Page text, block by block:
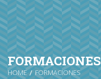
FORMACIONES
HOME FORMACIONES